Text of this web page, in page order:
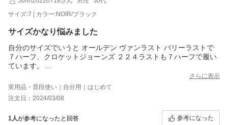
サイズ:7 | カラー:NOIR/ブラック
サイズかなり悩みました
自分のサイズでいうと オールデン ヴァンラスト バリーラストで
７ハーフ、クロケットジョーンズ ２２４ラストも７ハーフで履い
ています。
今回パラブーツは初めてで、サイズ感が全く分からなかったの
で、銀座シックスや丸の内店で試着して６ハーフや７ ７ハーフ 店
員さんによって言うことがバラバラだったのでかなり悩みまし
た。確かにJMのような修業が必要なら６ハーフ ジャストが７ 踵
は浮かないが若干余裕がある７ハーフ・・・・最終的に７ハーフ
にしました。到着後展示会等で試し履きしましたが、このサイズ
さらに表示
実用品・普段使い｜自分用｜はじめて
注文日：2024/03/08
1人が参考になったと回答 参考になった